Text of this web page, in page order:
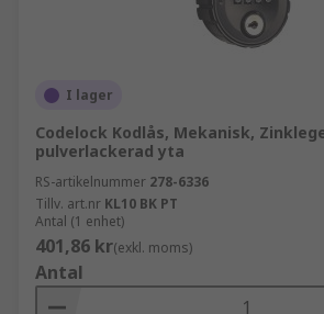
I lager
Codelock Kodlås, Mekanisk,
pulverlackerad yta
RS-artikelnummer 278-6336
Tillv. art.nr KL10 BK PT
Antal (1 enhet)
401,86 kr(exkl. moms)
Antal